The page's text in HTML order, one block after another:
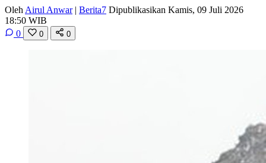
Oleh Airul Anwar | Berita7 Dipublikasikan Kamis, 09 Juli 2026
18:50 WIB
0
0 0